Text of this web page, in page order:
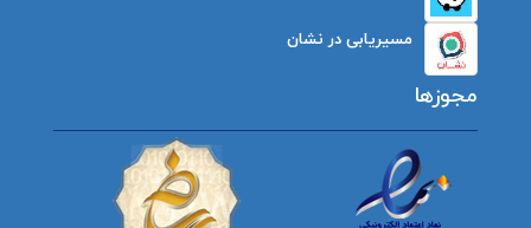
مسیریابی در نشان
مجوزها